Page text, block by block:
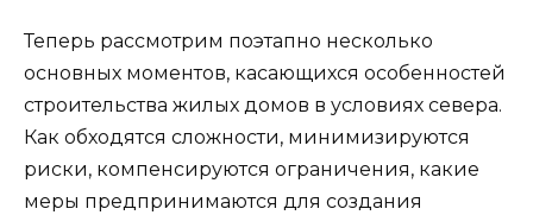
Теперь рассмотрим поэтапно несколько
основных моментов, касающихся особенностей
строительства жилых домов в условиях севера.
Как обходятся сложности, минимизируются
риски, компенсируются ограничения, какие
меры предпринимаются для создания